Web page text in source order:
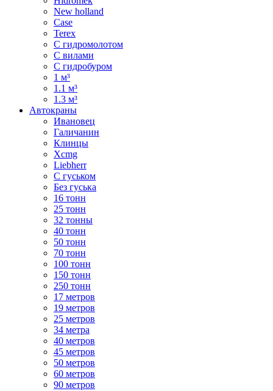
New holland
Case
Terex
С гидромолотом
С вилами
С гидробуром
1 м³
1.1 м³
1.3 м³
Автокраны
Ивановец
Галичанин
Клинцы
Xcmg
Liebherr
С гуськом
Без гуська
16 тонн
25 тонн
32 тонны
40 тонн
50 тонн
70 тонн
100 тонн
150 тонн
250 тонн
17 метров
19 метров
25 метров
34 метра
40 метров
45 метров
50 метров
60 метров
90 метров